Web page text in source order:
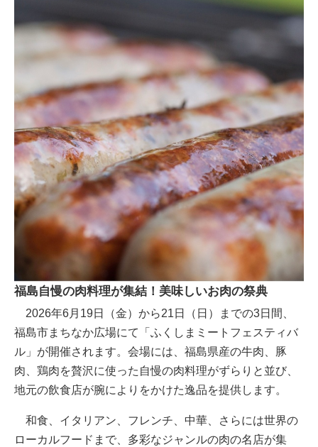
福島自慢の肉料理が集結！美味しいお肉の祭典
2026年6月19日（金）から21日（日）までの3日間、
福島市まちなか広場にて「ふくしまミートフェスティバ
ル」が開催されます。会場には、福島県産の牛肉、豚
肉、鶏肉を贅沢に使った自慢の肉料理がずらりと並び、
地元の飲食店が腕によりをかけた逸品を提供します。
和食、イタリアン、フレンチ、中華、さらには世界の
ローカルフードまで、多彩なジャンルの肉の名店が集